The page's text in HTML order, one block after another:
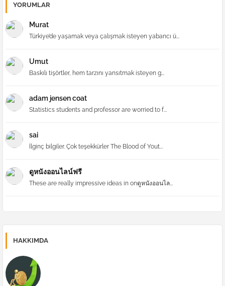
YORUMLAR
Murat
Türkiye’de yaşamak veya çalışmak isteyen yabancı ü...
Umut
Baskılı tişörtler, hem tarzını yansıtmak isteyen g...
adam jensen coat
Statistics students and professor are worried to f...
sai
İlginç bilgiler. Çok teşekkürler The Blood of Yout...
ดูหนังออนไลน์ฟรี
These are really impressive ideas in onดูหนังออนไล...
HAKKIMDA